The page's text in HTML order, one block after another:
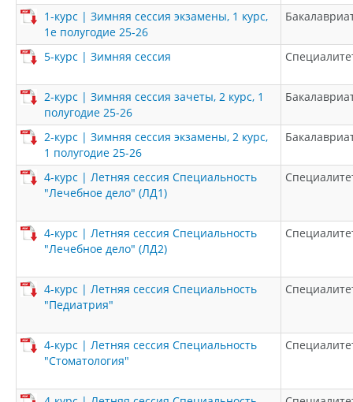
1-курс | Зимняя сессия экзамены, 1 курс,
1е полугодие 25-26
5-курс | Зимняя сессия
2-курс | Зимняя сессия зачеты, 2 курс, 1
полугодие 25-26
2-курс | Зимняя сессия экзамены, 2 курс,
1 полугодие 25-26
4-курс | Летняя сессия Специальность
"Лечебное дело" (ЛД1)
4-курс | Летняя сессия Специальность
"Лечебное дело" (ЛД2)
4-курс | Летняя сессия Специальность
"Педиатрия"
4-курс | Летняя сессия Специальность
"Стоматология"